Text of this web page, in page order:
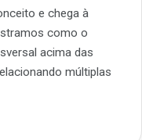
e chega à
como o
acima das
múltiplas